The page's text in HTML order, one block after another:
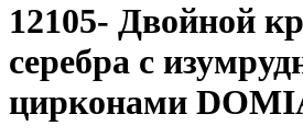
12105- Двойной
серебра с
цирконами